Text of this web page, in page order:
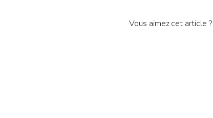
Vous aimez cet article